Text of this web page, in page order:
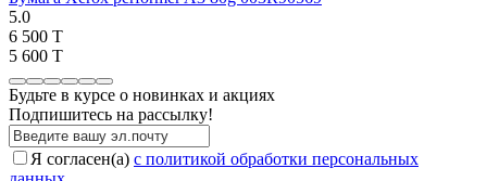
5.0
6 500 T
5 600 T
Будьте в курсе о новинках и акциях
Подпишитесь на рассылкy!
Я согласен(a) с политикой обработки персональных